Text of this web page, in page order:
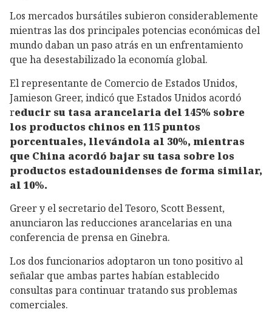
Los mercados bursátiles subieron considerablemente
mientras las dos principales potencias económicas del
mundo daban un paso atrás en un enfrentamiento
que ha desestabilizado la economía global.
El representante de Comercio de Estados Unidos,
Jamieson Greer, indicó que Estados Unidos acordó
reducir su tasa arancelaria del 145% sobre
los productos chinos en 115 puntos
porcentuales, llevándola al 30%, mientras
que China acordó bajar su tasa sobre los
productos estadounidenses de forma similar,
al 10%.
Greer y el secretario del Tesoro, Scott Bessent,
anunciaron las reducciones arancelarias en una
conferencia de prensa en Ginebra.
Los dos funcionarios adoptaron un tono positivo al
señalar que ambas partes habían establecido
consultas para continuar tratando sus problemas
comerciales.